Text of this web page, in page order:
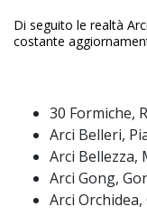
Di seguito le realtà
costante
30 Formiche,
Arci Belleri,
Arci Bellezza,
Arci Gong,
Arci Orchidea,